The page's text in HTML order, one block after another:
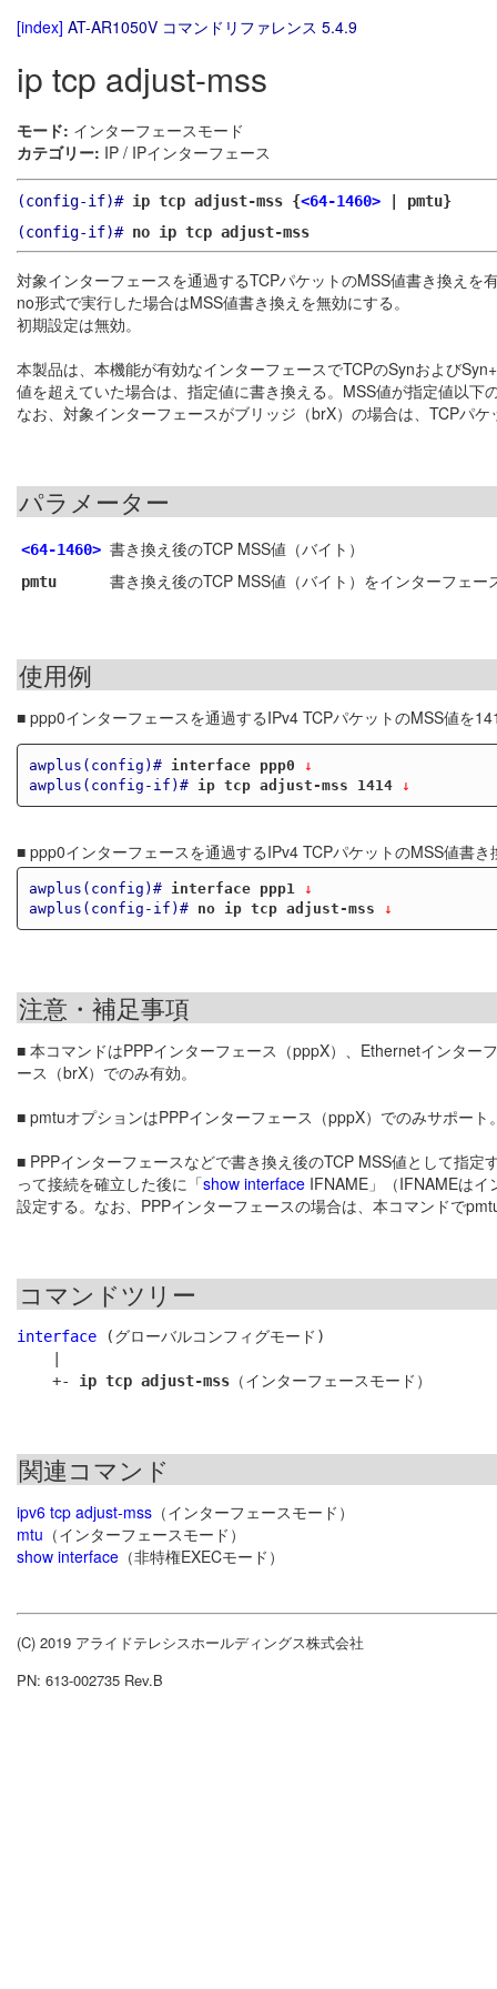
[index] AT-AR1050V コマンドリファレンス 5.4.9
ip tcp adjust-mss
モード: インターフェースモード
カテゴリー: IP / IPインターフェース
(config-if)# ip tcp adjust-mss {<64-1460> | pmtu}
(config-if)# no ip tcp adjust-mss
対象インターフェースを通過するTCPパケットのMSS値書き換えを
no形式で実行した場合はMSS値書き換えを無効にする。
初期設定は無効。
本製品は、本機能が有効なインターフェースでTCPのSynおよび
値を超えていた場合は、指定値に書き換える。MSS値が指定値以下
なお、対象インターフェースがブリッジ（brX）の場合は、TCPパ
パラメーター
<64-1460> 書き換え後のTCP MSS値（バイト）
pmtu 書き換え後のTCP MSS値（バイト）をインターフェ
使用例
■ ppp0インターフェースを通過するIPv4 TCPパケットのMSS値を
awplus(config)# interface ppp0 ↓
awplus(config-if)#
ip tcp adjust-mss 1414 ↓
■ ppp0インターフェースを通過するIPv4 TCPパケットのMSS値書
awplus(config)# interface ppp1
↓
awplus(config-if)#
no ip tcp adjust-mss ↓
注意・補足事項
■ 本コマンドはPPPインターフェース（pppX）、Ethernetインタ
ース（brX）でのみ有効。
■ pmtuオプションはPPPインターフェース（pppX）でのみサポート
■ PPPインターフェースなどで書き換え後のTCP MSS値として指
って接続を確立した後に「show interface IFNAME」（IFNAMEは
設定する。なお、PPPインターフェースの場合は、本コマンドで
コマンドツリー
interface (グローバルコンフィグモード)
    +-
ip tcp adjust-mss
関連コマンド
ipv6 tcp adjust-mss （インターフェースモード）
mtu （インターフェースモード）
show interface （非特権EXECモード）
(C) 2019 アライドテレシスホールディングス株式会社
PN: 613-002735 Rev.B